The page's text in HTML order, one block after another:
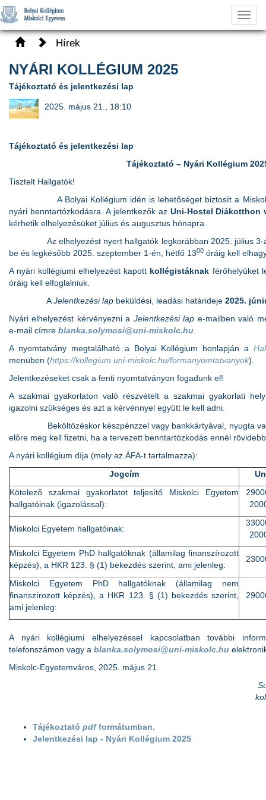
Hírek
NYÁRI KOLLÉGIUM 2025
Tájékoztató és jelentkezési lap
2025. május 21., 18:10
Tájékoztató és jelentkezési lap
Tájékoztató – Nyári Kollégium
Tisztelt Hallgatók!
A Bolyai Kollégium idén is lehetőséget biztosít a Miskolci
nyári benntartózkodásra. A jelentkezők az Uni-Hostel Diákotthon
kérhetik elhelyezésüket július és augusztus hónapra.
Az elhelyezést nyert hallgatók legkorábban 2025. július 3-
be és legkésőbb 2025. szeptember 1-én, hétfő 1300 óráig kell
A nyári kollégiumi elhelyezést kapott kollégistáknak férőhelyüket
óráig kell elfoglalniuk.
AJelentkezési lap beküldési, leadási határideje 2025.
Nyári elhelyezést kérvényezni a Jelentkezési lap e-mailben való
e-mail címre blanka.solymosi@uni-miskolc.hu
A nyomtatvány megtalálható a Bolyai Kollégium honlapján a
menüben (https://kollegium.uni-miskolc.hu/formanyomtatvanyok).
Jelentkezéseket csak a fenti nyomtatványon fogadunk el!
A szakmai gyakorlaton való részvételt a szakmai gyakorlati
igazolni szükséges és azt a kérvénnyel együtt le kell adni.
Beköltözéskor készpénzzel vagy bankkártyával, nyugta
előre meg kell fizetni, ha a tervezett benntartózkodás ennél
A nyári kollégium díja (mely az ÁFA-t tartalmazza):
Jogcím
Kötelező szakmai gyakorlatot teljesítő Miskolci Egyetem
hallgatóinak (igazolással):
Miskolci Egyetem hallgatóinak:
Miskolci Egyetem PhD hallgatóknak (államilag finanszírozott
képzés), a HKR 123. § (1) bekezdés szerint, ami jelenleg:
Miskolci Egyetem PhD hallgatóknak (államilag nem
finanszírozott képzés), a HKR 123. § (1) bekezdés szerint,
ami jelenleg:
A nyári kollégiumi elhelyezéssel kapcsolatban további
telefonszámon vagy a blanka.solymosi@uni-miskolc.hu
Miskolc-Egyetemváros, 2025. május 21.
Tájékoztató pdfformátumban.
Jelentkezési lap - Nyári Kollégium 2025